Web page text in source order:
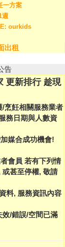
一方案
週
ourkids
出租
告
更新排行 趁現
烹飪相關服務業者
務日期與人數資
媒合成功機會!
會員 若有下列情
甚至停權, 敬請
料, 服務資訊內容
/錯誤/空間已滿